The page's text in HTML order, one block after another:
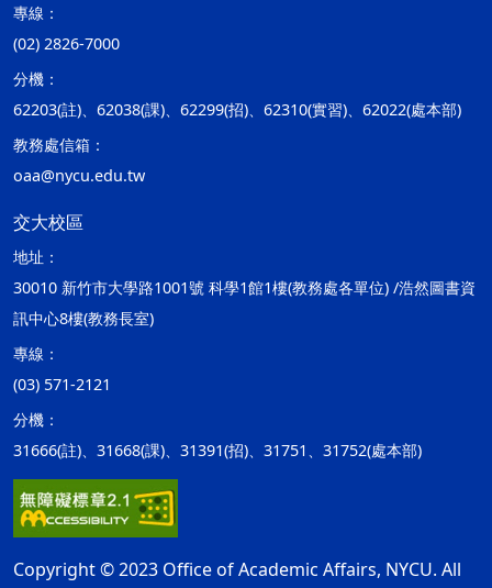
專線：
(02) 2826-7000
分機：
62203(註)、62038(課)、62299(招)、62310(實習)、62022(處本部)
教務處信箱：
oaa@nycu.edu.tw
交大校區
地址：
30010 新竹市大學路1001號 科學1館1樓(教務處各單位) /浩然圖書資
訊中心8樓(教務長室)
專線：
(03) 571-2121
分機：
31666(註)、31668(課)、31391(招)、31751、31752(處本部)
Copyright © 2023 Office of Academic Affairs, NYCU. All